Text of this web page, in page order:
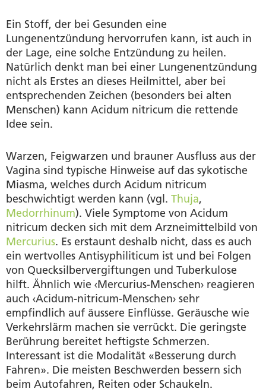
Ein Stoff, der bei Gesunden eine
Lungenentzündung hervorrufen kann, ist auch in
der Lage, eine solche Entzündung zu heilen.
Natürlich denkt man bei einer Lungenentzündung
nicht als Erstes an dieses Heilmittel, aber bei
entsprechenden Zeichen (besonders bei alten
Menschen) kann Acidum nitricum die rettende
Idee sein.
Warzen, Feigwarzen und brauner Ausfluss aus der
Vagina sind typische Hinweise auf das sykotische
Miasma, welches durch Acidum nitricum
beschwichtigt werden kann (vgl. Thuja,
Medorrhinum). Viele Symptome von Acidum
nitricum decken sich mit dem Arzneimittelbild von
Mercurius. Es erstaunt deshalb nicht, dass es auch
ein wertvolles Antisyphiliticum ist und bei Folgen
von Quecksilbervergiftungen und Tuberkulose
hilft. Ähnlich wie ‹Mercurius-Menschen› reagieren
auch ‹Acidum-nitricum-Menschen› sehr
empfindlich auf äussere Einflüsse. Geräusche wie
Verkehrslärm machen sie verrückt. Die geringste
Berührung bereitet heftigste Schmerzen.
Interessant ist die Modalität «Besserung durch
Fahren». Die meisten Beschwerden bessern sich
beim Autofahren, Reiten oder Schaukeln.